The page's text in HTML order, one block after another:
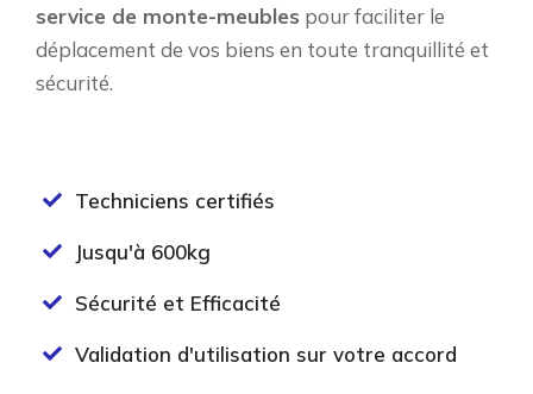
service de monte-meubles pour faciliter le
déplacement de vos biens en toute tranquillité et
sécurité.
Techniciens certifiés
Jusqu'à 600kg
Sécurité et Efficacité
Validation d'utilisation sur votre accord